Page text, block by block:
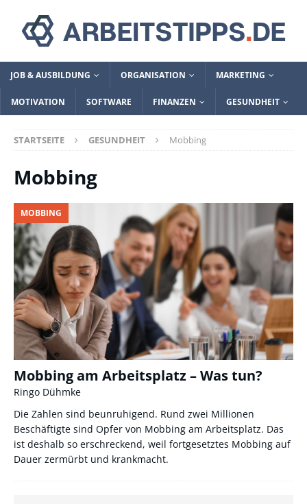
JOB & AUSBILDUNG ORGANISATION MARKETING
MOTIVATION SOFTWARE FINANZEN GESUNDHEIT
STARTSEITE GESUNDHEIT Mobbing
Mobbing
MOBBING
Mobbing am Arbeitsplatz – Was tun?
Ringo Dühmke
Die Zahlen sind beunruhigend. Rund zwei Millionen
Beschäftigte sind Opfer von Mobbing am Arbeitsplatz. Das
ist deshalb so erschreckend, weil fortgesetztes Mobbing auf
Dauer zermürbt und krankmacht.